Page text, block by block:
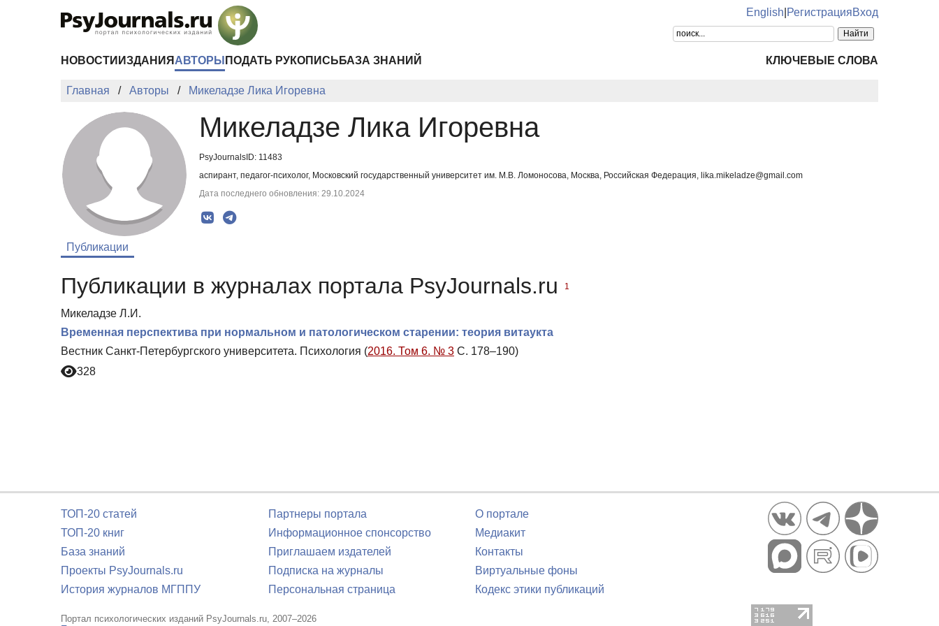
English РегистрацияВход
НОВОСТИ ИЗДАНИЯ АВТОРЫ ПОДАТЬ РУКОПИСЬ БАЗА ЗНАНИЙ КЛЮЧЕВЫЕ СЛОВА
Главная Авторы Микеладзе Лика Игоревна
Микеладзе Лика Игоревна
PsyJournalsID: 11483
аспирант, педагог-психолог, Московский государственный университет им. М.В. Ломоносова, Москва, Российская Федерация, lika.mikeladze@gmail.com
Дата последнего обновления: 29.10.2024
Публикации
Публикации в журналах портала PsyJournals.ru 1
Микеладзе Л.И.
Временная перспектива при нормальном и патологическом старении: теория витаукта
Вестник Санкт-Петербургского университета. Психология (2016. Том 6. № 3 С. 178–190)
328
ТОП-20 статей
ТОП-20 книг
База знаний
Проекты PsyJournals.ru
История журналов МГППУ
Партнеры портала
Информационное спонсорство
Приглашаем издателей
Подписка на журналы
Персональная страница
О портале
Медиакит
Контакты
Виртуальные фоны
Кодекс этики публикаций
Портал психологических изданий PsyJournals.ru, 2007–2026